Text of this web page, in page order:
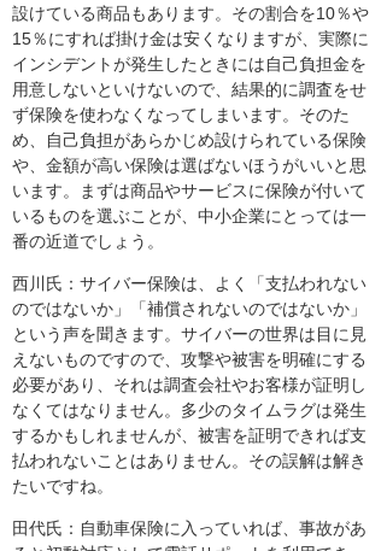
設けている商品もあります。その割合を10％や
15％にすれば掛け金は安くなりますが、実際に
インシデントが発生したときには自己負担金を
用意しないといけないので、結果的に調査をせ
ず保険を使わなくなってしまいます。そのた
め、自己負担があらかじめ設けられている保険
や、金額が高い保険は選ばないほうがいいと思
います。まずは商品やサービスに保険が付いて
いるものを選ぶことが、中小企業にとっては一
番の近道でしょう。
西川氏：サイバー保険は、よく「支払われない
のではないか」「補償されないのではないか」
という声を聞きます。サイバーの世界は目に見
えないものですので、攻撃や被害を明確にする
必要があり、それは調査会社やお客様が証明し
なくてはなりません。多少のタイムラグは発生
するかもしれませんが、被害を証明できれば支
払われないことはありません。その誤解は解き
たいですね。
田代氏：自動車保険に入っていれば、事故があ